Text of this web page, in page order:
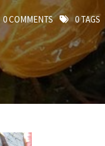
0 COMMENTS 0 TAGS